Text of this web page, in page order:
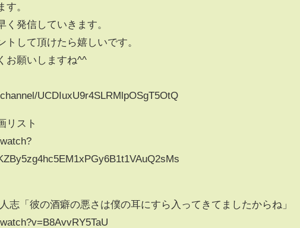
す。
く発信していきます。
トして頂けたら嬉しいです。
お願いしますね^^
UCDIuxU9r4SLRMlpOSgT5OtQ
リスト
志「彼の酒癖の悪さは僕の耳にすら入ってきてましたからね」